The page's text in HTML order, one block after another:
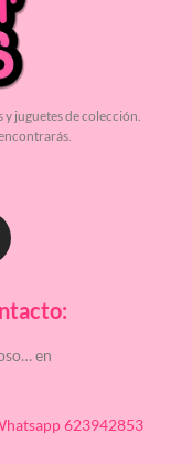
y juguetes de colección.
en
623942853